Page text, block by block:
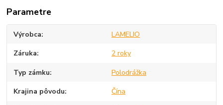
Parametre
Výrobca LAMELIO
Záruka 2 roky
Typ zámku Polodrážka
Krajina pôvodu Čína